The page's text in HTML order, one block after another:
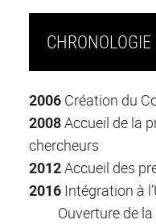
CHRONOLOGIE
2006 Création du
2008Accueil de la
chercheurs
2012Accueil des
2016 Intégration à
Ouverture de la